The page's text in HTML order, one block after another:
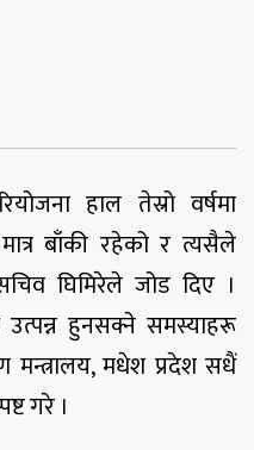
हाल तेस्रो वर्षमा
बाँकी रहेको र त्यसैले
घिमिरेले जोड दिए ।
उत्पन्न हुनसक्ने समस्याहरू
मन्त्रालय, मधेश प्रदेश सधैं
गरे ।